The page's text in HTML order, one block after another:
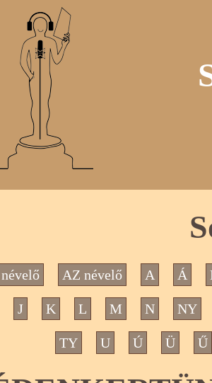
AZ névelő A Á
J K L M N NY
TY U Ú Ü Ű